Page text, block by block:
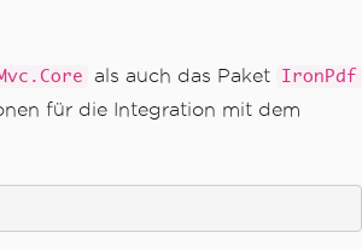
als auch das Paket IronPdf
für die Integration mit dem